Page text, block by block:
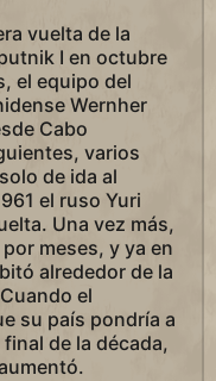
vuelta de la
I en octubre
el equipo del
Wernher
Cabo
varios
de ida al
el ruso Yuri
Una vez más,
meses, y ya en
alrededor de la
el
su país pondría a
de la década,